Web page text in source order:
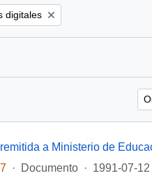
digitales
· Documento · 1991-07-12